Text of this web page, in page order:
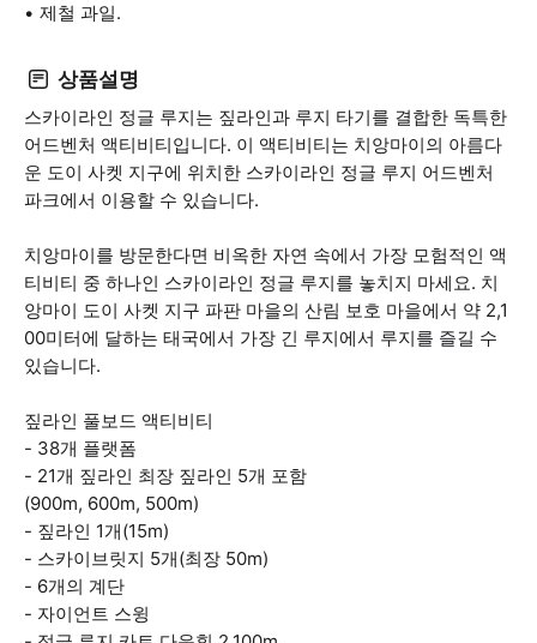
제철 과일.
상품설명
스카이라인 정글 루지는 짚라인과 루지 타기를 결합한 독특한
어드벤처 액티비티입니다. 이 액티비티는 치앙마이의 아름다
운 도이 사켓 지구에 위치한 스카이라인 정글 루지 어드벤처
파크에서 이용할 수 있습니다.
치앙마이를 방문한다면 비옥한 자연 속에서 가장 모험적인 액
티비티 중 하나인 스카이라인 정글 루지를 놓치지 마세요. 치
앙마이 도이 사켓 지구 파판 마을의 산림 보호 마을에서 약 2,1
00미터에 달하는 태국에서 가장 긴 루지에서 루지를 즐길 수
있습니다.
짚라인 풀보드 액티비티
- 38개 플랫폼
- 21개 짚라인 최장 짚라인 5개 포함
(900m, 600m, 500m)
- 짚라인 1개(15m)
- 스카이브릿지 5개(최장 50m)
- 6개의 계단
- 자이언트 스윙